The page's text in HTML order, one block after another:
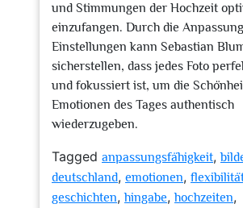
und Stimmungen der Hochzeit
einzufangen. Durch die
Einstellungen kann Sebastian
sicherstellen, dass jedes Foto
und fokussiert ist, um die
Emotionen des Tages authentisch
wiederzugeben.
Tagged anpassungsfähigkeit,
deutschland, emotionen,
geschichten,hingabe,hochzeiten,